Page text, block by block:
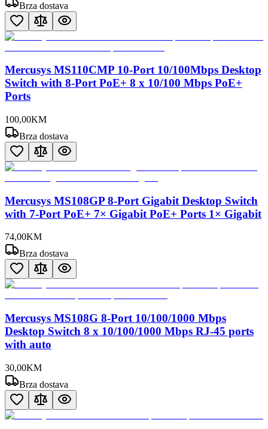
Brza dostava
Mercusys MS110CMP 10-Port 10/100Mbps Desktop
Switch with 8-Port PoE+ 8 x 10/100 Mbps PoE+
Ports
100,00KM
Brza dostava
Mercusys MS108GP 8-Port Gigabit Desktop Switch
with 7-Port PoE+ 7× Gigabit PoE+ Ports 1× Gigabit
74,00KM
Brza dostava
Mercusys MS108G 8-Port 10/100/1000 Mbps
Desktop Switch 8 x 10/100/1000 Mbps RJ-45 ports
with auto
30,00KM
Brza dostava